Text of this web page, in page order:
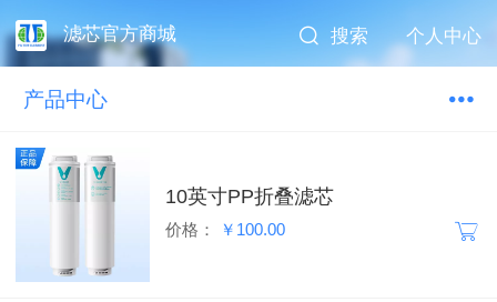
滤芯官方商城 搜索 个人中心
产品中心
10英寸PP折叠滤芯
价格： ￥100.00